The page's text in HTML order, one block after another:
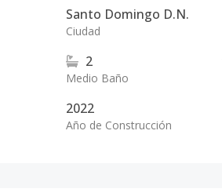
Santo Domingo D.N.
Ciudad
2
Medio Baño
2022
Año de Construcción